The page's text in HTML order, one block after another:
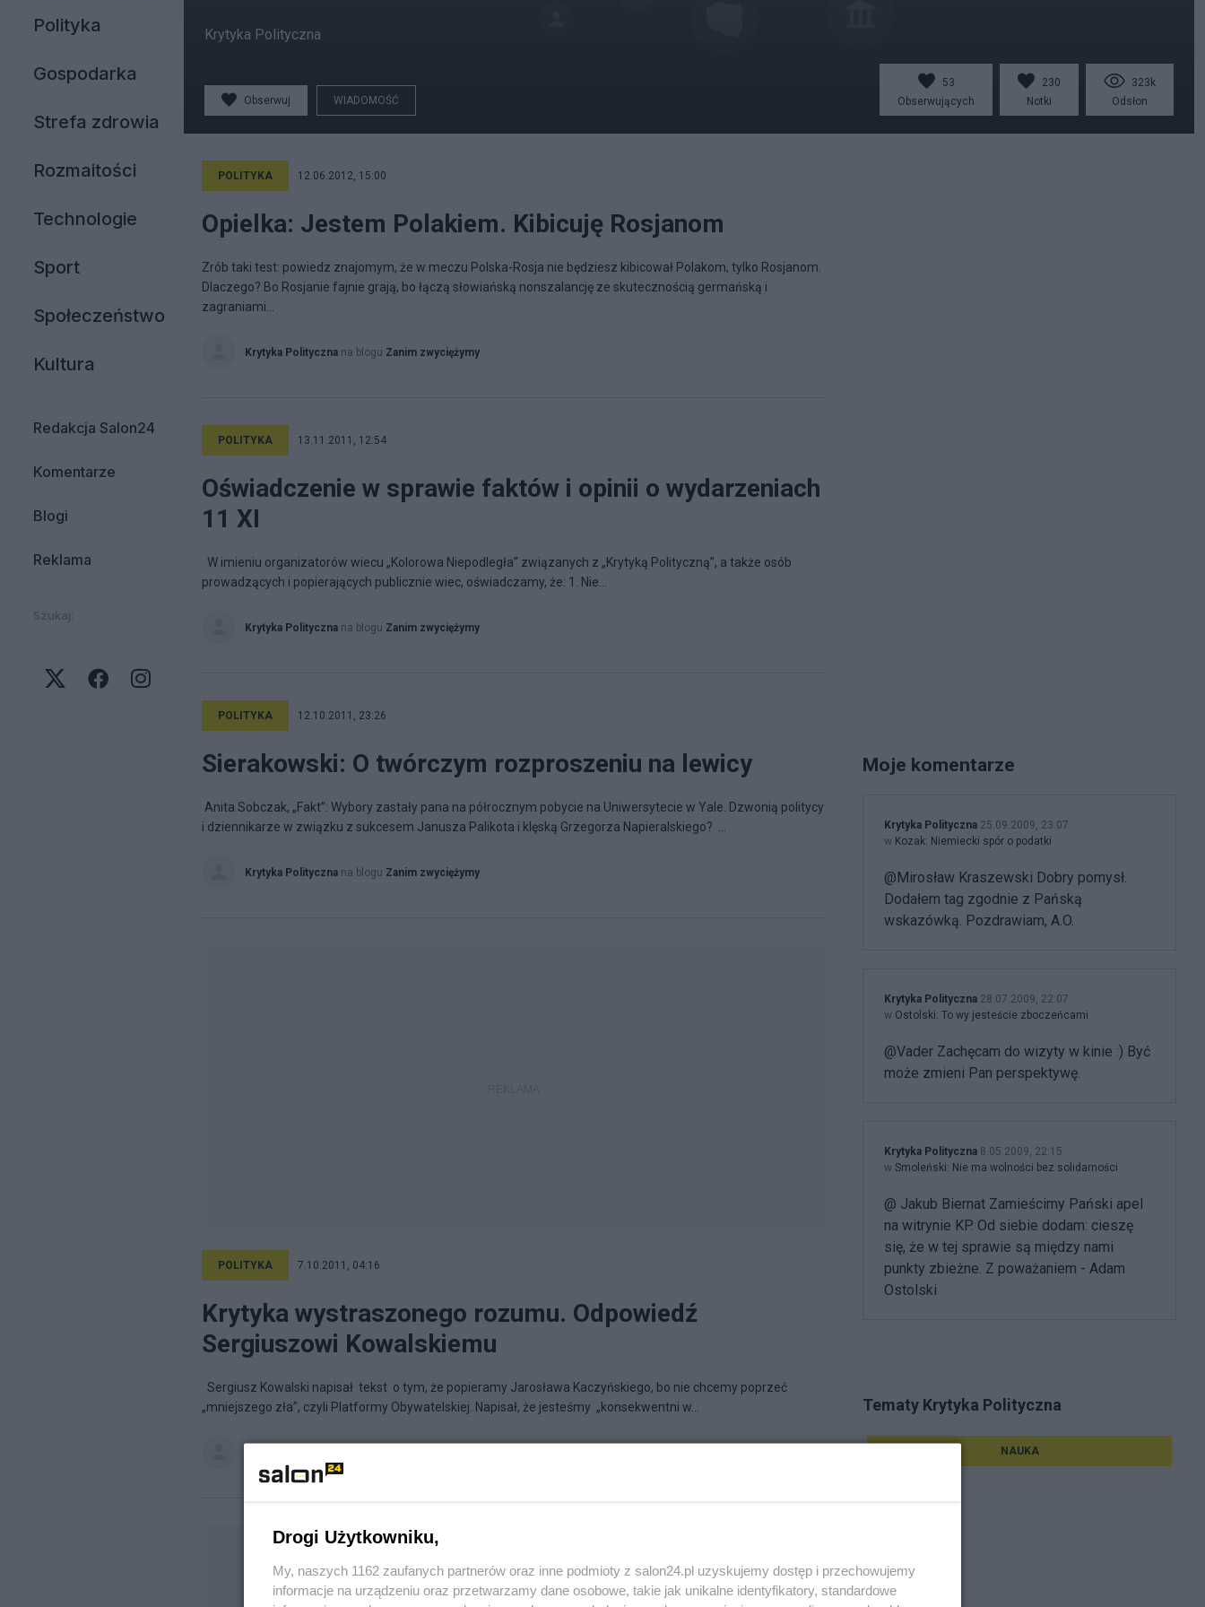
Polityka
Gospodarka
Strefa zdrowia
Rozmaitości
Technologie
Sport
Społeczeństwo
Kultura
Redakcja Salon24
Komentarze
Blogi
Reklama
Szukaj:
Krytyka Polityczna
Obserwuj WIADOMOŚĆ
53
Obserwujących
230
Notki
323k
Odsłon
POLITYKA 12.06.2012, 15:00
Opielka: Jestem Polakiem. Kibicuję Rosjanom
Zrób taki test: powiedz znajomym, że w meczu Polska-Rosja nie będziesz kibicował Polakom, tylko Rosjanom.
Dlaczego? Bo Rosjanie fajnie grają, bo łączą słowiańską nonszalancję ze skutecznością germańską i
zagraniami...
Krytyka Polityczna na blogu Zanim zwyciężymy
POLITYKA 13.11.2011, 12:54
Oświadczenie w sprawie faktów i opinii o wydarzeniach
11 XI
W imieniu organizatorów wiecu „Kolorowa Niepodległa” związanych z „Krytyką Polityczną”, a także osób
prowadzących i popierających publicznie wiec, oświadczamy, że: 1. Nie...
Krytyka Polityczna na blogu Zanim zwyciężymy
POLITYKA 12.10.2011, 23:26
Sierakowski: O twórczym rozproszeniu na lewicy
Anita Sobczak, „Fakt”: Wybory zastały pana na półrocznym pobycie na Uniwersytecie w Yale. Dzwonią politycy
i dziennikarze w związku z sukcesem Janusza Palikota i klęską Grzegorza Napieralskiego? ...
Krytyka Polityczna na blogu Zanim zwyciężymy
POLITYKA 7.10.2011, 04:16
Krytyka wystraszonego rozumu. Odpowiedź
Sergiuszowi Kowalskiemu
Sergiusz Kowalski napisał tekst o tym, że popieramy Jarosława Kaczyńskiego, bo nie chcemy poprzeć
„mniejszego zła”, czyli Platformy Obywatelskiej. Napisał, że jesteśmy „konsekwentni w...
Moje komentarze
Krytyka Polityczna 25.09.2009, 23:07
w Kozak: Niemiecki spór o podatki
@Mirosław Kraszewski Dobry pomysł.
Dodałem tag zgodnie z Pańską
wskazówką. Pozdrawiam, A.O.
Krytyka Polityczna 28.07.2009, 22:07
w Ostolski: To wy jesteście zboczeńcami
@Vader Zachęcam do wizyty w kinie :) Być
może zmieni Pan perspektywę.
Krytyka Polityczna 8.05.2009, 22:15
w Smoleński: Nie ma wolności bez solidarności
@ Jakub Biernat Zamieścimy Pański apel
na witrynie KP. Od siebie dodam: cieszę
się, że w tej sprawie są między nami
punkty zbieżne. Z poważaniem - Adam
Ostolski
Tematy Krytyka Polityczna
NAUKA
Drogi Użytkowniku,
My, naszych 1162 zaufanych partnerów oraz inne podmioty z salon24.pl uzyskujemy dostęp i przechowujemy
informacje na urządzeniu oraz przetwarzamy dane osobowe, takie jak unikalne identyfikatory, standardowe